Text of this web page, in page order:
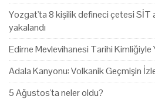
Yozgat'ta 8 kişilik defineci çetesi SİT
yakalandı
Edirne Mevlevihanesi Tarihi
Adala Kanyonu: Volkanik Geçmişin
5 Ağustos'ta neler oldu?